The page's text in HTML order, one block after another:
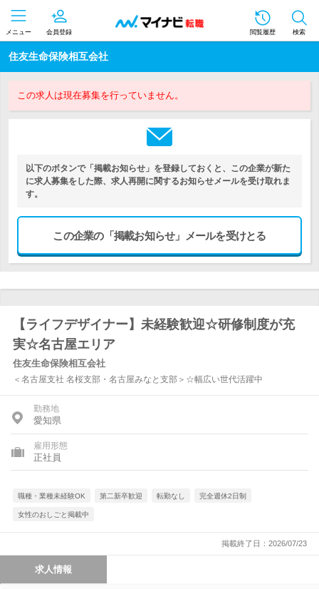
メニュー 会員登録 閲覧履歴 検索
住友生命保険相互会社
この求人は現在募集を行っていません。
以下のボタンで「掲載お知らせ」を登録しておくと、この企業が新た
に求人募集をした際、求人再開に関するお知らせメールを受け取れま
す。
この企業の「掲載お知らせ」メールを受けとる
【ライフデザイナー】未経験歓迎☆研修制度が充
実☆名古屋エリア
住友生命保険相互会社
＜名古屋支社 名桜支部・名古屋みなと支部＞☆幅広い世代活躍中
勤務地
愛知県
雇用形態
正社員
職種・業種未経験OK 第二新卒歓迎 転勤なし 完全週休2日制
女性のおしごと掲載中
掲載終了日：2026/07/23
求人情報